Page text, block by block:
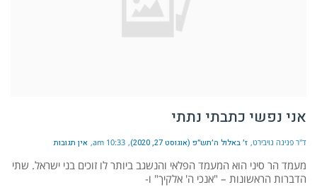
אני נפשי כתבתי נתתי
ד"ר פנינה נויבירט ז׳ באלול ה׳תש״פ (אוגוסט 27, 2020) 10:33 am אין תגובות
מעמד הר סיני הוא המעמד הפלאי והנשגב ביותר לו זוכים בני ישראל. שתי
הדברות הראשונות – "אנכי ה' אלקיך" ו-